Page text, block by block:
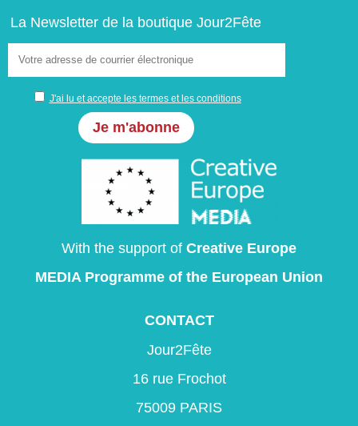
La Newsletter de la boutique Jour2Fête
J'ai lu et accepte les termes et les conditions
With the support of Creative Europe
MEDIA Programme of the European Union
CONTACT
Jour2Fête
16 rue Frochot
75009 PARIS